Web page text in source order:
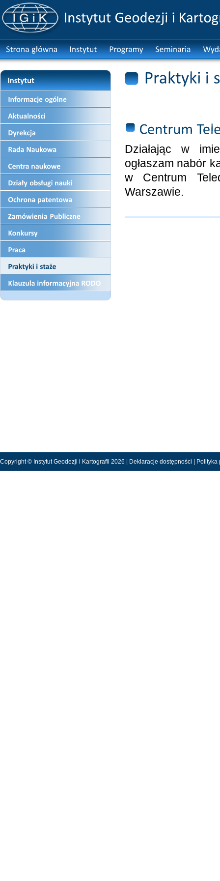
Działając w
ogłaszam nabór
w Centrum
Warszawie.
Copyright © Instytut Geodezji i Kartografii 2026 | Deklaracje dostępności Polityka